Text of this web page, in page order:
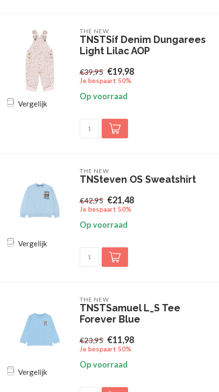
Vergelijk
THE NEW
TNSTSif Denim Dungarees
Light Lilac AOP
€39,95 €19,98
Je bespaart 50%
Op voorraad
Vergelijk
THE NEW
TNSteven OS Sweatshirt
€42,95 €21,48
Je bespaart 50%
Op voorraad
Vergelijk
THE NEW
TNSTSamuel L_S Tee
Forever Blue
€23,95 €11,98
Je bespaart 50%
Op voorraad